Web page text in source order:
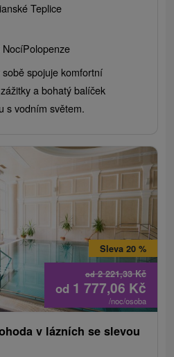
Teplice
NocíPolopenze
spojuje komfortní
a bohatý balíček
s vodním světem.
od2 221,33Kč
Sleva 20 %
od 1 777,06 Kč
/noc/osoba
v lázních se slevou